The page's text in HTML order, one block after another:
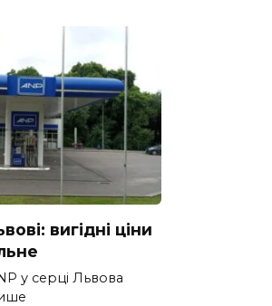
вигідні ціни
у серці Львова